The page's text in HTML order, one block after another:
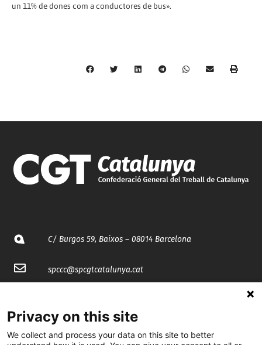
un 11% de dones com a conductores de bus».
C/ Burgos 59, Baixos – 08014 Barcelona
spccc@spcgtcatalunya.cat
@CGTCatalunya
Privacy on this site
We collect and process your data on this site to better